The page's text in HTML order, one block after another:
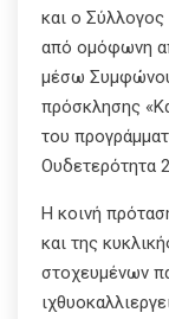
και ο
από ομόφωνη
μέσω Συμφώνου
πρόσκλησης
του
Ουδετερότητα
Η κοινή
και της
στοχευμένων